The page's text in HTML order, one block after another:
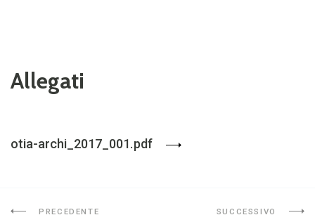
Allegati
otia-archi_2017_001.pdf
PRECEDENTE SUCCESSIVO